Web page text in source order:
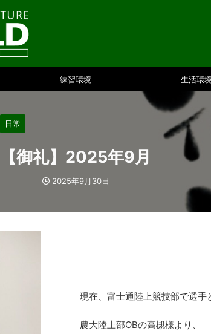
練習環境 生活環
日常
【御礼】2025年9月
2025年9月30日
現在、富士通陸上競技部で選手
農大陸上部OBの高槻様より、